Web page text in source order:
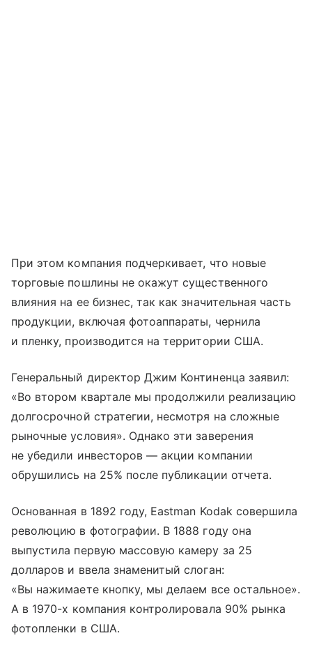
При этом компания подчеркивает, что новые
торговые пошлины не окажут существенного
влияния на ее бизнес, так как значительная часть
продукции, включая фотоаппараты, чернила
и пленку, производится на территории США.
Генеральный директор Джим Континенца заявил:
«Во втором квартале мы продолжили реализацию
долгосрочной стратегии, несмотря на сложные
рыночные условия». Однако эти заверения
не убедили инвесторов — акции компании
обрушились на 25% после публикации отчета.
Основанная в 1892 году, Eastman Kodak совершила
революцию в фотографии. В 1888 году она
выпустила первую массовую камеру за 25
долларов и ввела знаменитый слоган:
«Вы нажимаете кнопку, мы делаем все остальное».
А в 1970-х компания контролировала 90% рынка
фотопленки в США.